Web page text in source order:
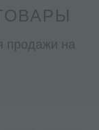
продажи на